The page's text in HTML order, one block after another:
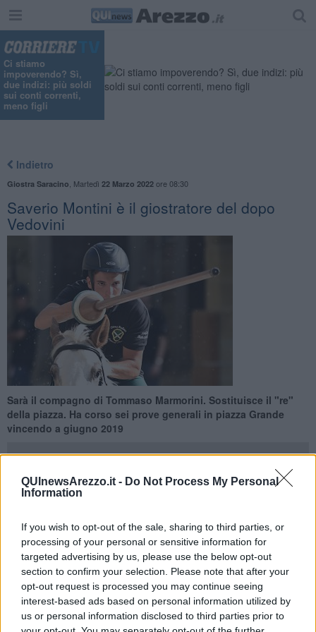
QUInewsArezzo.it - Do Not Process My Personal
Information
If you wish to opt-out of the sale, sharing to third parties, or
processing of your personal or sensitive information for
targeted advertising by us, please use the below opt-out
section to confirm your selection. Please note that after your
opt-out request is processed you may continue seeing
interest-based ads based on personal information utilized by
us or personal information disclosed to third parties prior to
Ci stiamo
impoverendo? Sì,
due indizi: più soldi
sui conti correnti,
meno figli
Indietro
Giostra Saracino Martedì 22 Marzo 2022ore 08:30
Saverio Montini è il giostratore del dopo
Vedovini
Sarà il compagno di Tommaso Marmorini. Sostituisce il "re"
della piazza. Ha corso sei prove generali in piazza Grande
vincendo a giugno 2019
giostratore nato e cresciuto nella cantera delle scuderie Franco
Ricci del Quartiere di Porta Sant’Andrea.Passione infinita per i
cavalli e quartierista biancoverdefin dalla nascita Montini
raccoglie, quindi, l’eredità di Vedovini dopo il ritiro annunciato ad
inizio anno.
Farà coppia conTommaso Marmorinicon l’obbiettivo di
continuare a regalare gioia al popolo di piazza San Giusto.